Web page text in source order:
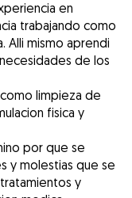
en
trabajando como
Alli mismo aprendi
de los
limpieza de
fisica y
por que se
y molestias que se
y